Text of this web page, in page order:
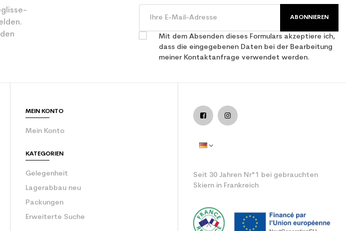
ABONNIEREN
Mit dem Absenden dieses Formulars akzeptiere ich,
dass die eingegebenen Daten bei der Bearbeitung
meiner Kontaktanfrage verwendet werden.
MEIN KONTO
Mein Konto
KATEGORIEN
Gelegenheit
Lagerabbau neu
Packungen
Erweiterte Suche
Seit 30 Jahren Nr°1 bei gebrauchten
Skiern in Frankreich